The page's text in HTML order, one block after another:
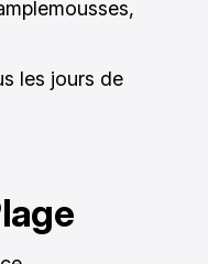
les jours de